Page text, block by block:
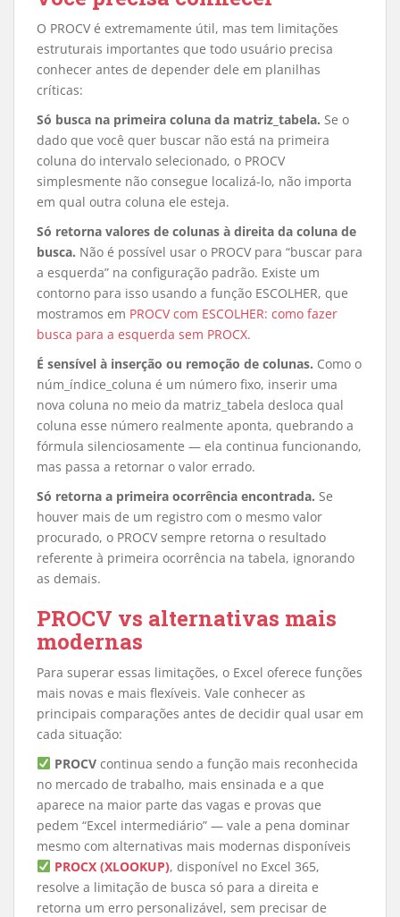
O PROCV é extremamente útil, mas tem limitações
estruturais importantes que todo usuário precisa
conhecer antes de depender dele em planilhas
críticas:
Só busca na primeira coluna da matriz_tabela. Se o
dado que você quer buscar não está na primeira
coluna do intervalo selecionado, o PROCV
simplesmente não consegue localizá-lo, não importa
em qual outra coluna ele esteja.
Só retorna valores de colunas à direita da coluna de
busca. Não é possível usar o PROCV para “buscar para
a esquerda” na configuração padrão. Existe um
contorno para isso usando a função ESCOLHER, que
mostramos em PROCV com ESCOLHER: como fazer
busca para a esquerda sem PROCX.
É sensível à inserção ou remoção de colunas. Como o
núm_índice_coluna é um número fixo, inserir uma
nova coluna no meio da matriz_tabela desloca qual
coluna esse número realmente aponta, quebrando a
fórmula silenciosamente — ela continua funcionando,
mas passa a retornar o valor errado.
Só retorna a primeira ocorrência encontrada. Se
houver mais de um registro com o mesmo valor
procurado, o PROCV sempre retorna o resultado
referente à primeira ocorrência na tabela, ignorando
as demais.
PROCV vs alternativas mais
modernas
Para superar essas limitações, o Excel oferece funções
mais novas e mais flexíveis. Vale conhecer as
principais comparações antes de decidir qual usar em
cada situação:
PROCVcontinua sendo a função mais reconhecida
no mercado de trabalho, mais ensinada e a que
aparece na maior parte das vagas e provas que
pedem “Excel intermediário” — vale a pena dominar
mesmo com alternativas mais modernas disponíveis
PROCX (XLOOKUP), disponível no Excel 365,
resolve a limitação de busca só para a direita e
retorna um erro personalizável, sem precisar de